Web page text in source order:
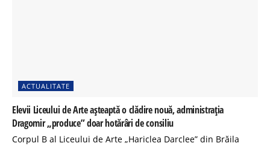
ACTUALITATE
Elevii Liceului de Arte așteaptă o clădire nouă, administrația
Dragomir „produce” doar hotărâri de consiliu
Corpul B al Liceului de Arte „Hariclea Darclee” din Brăila